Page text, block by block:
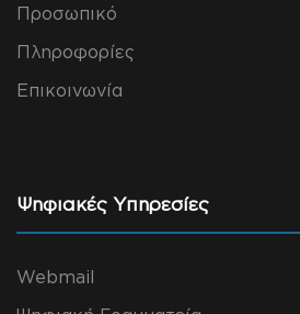
Προσωπικό
Πληροφορίες
Επικοινωνία
Ψηφιακές Υπηρεσίες
Webmail